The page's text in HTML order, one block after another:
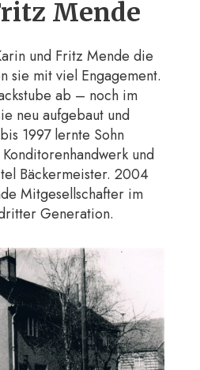
Mende
und Fritz Mende die
sie mit viel Engagement.
ab – noch im
neu aufgebaut und
1997 lernte Sohn
und
Bäckermeister. 2004
Mitgesellschafter im
Generation.